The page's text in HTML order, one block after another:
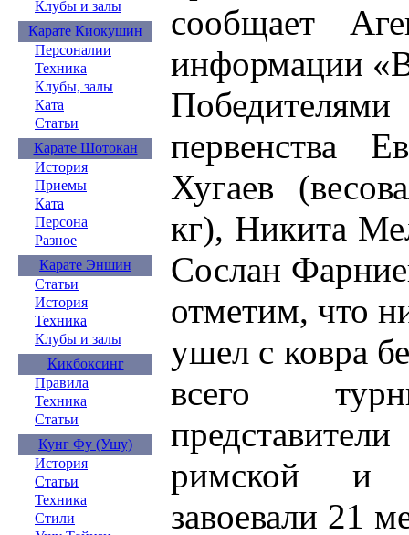
Клубы и залы
Карате Киокушин
Персоналии
Техника
Клубы, залы
Ката
Статьи
Карате Шотокан
История
Приемы
Ката
Персона
Разное
Карате Эншин
Статьи
История
Техника
Клубы и залы
Кикбоксинг
Правила
Техника
Статьи
Кунг Фу (Ушу)
История
Статьи
Техника
Стили
сообщает
информации
первенства
Хугаев
кг), Никита
Сослан
отметим, что
ушел с ковра
всего
римской и
завоевали 21